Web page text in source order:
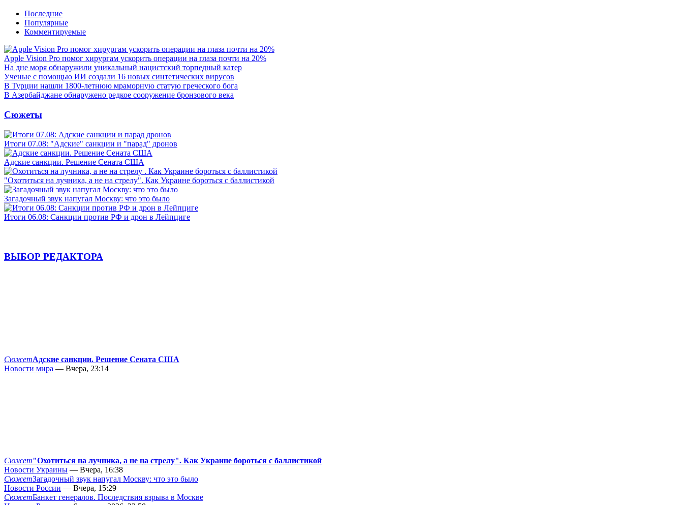
Последние
Популярные
Комментируемые
Apple Vision Pro помог хирургам ускорить операции на глаза почти на 20%
На дне моря обнаружили уникальный нацистский торпедный катер
Ученые с помощью ИИ создали 16 новых синтетических вирусов
В Турции нашли 1800-летнюю мраморную статую греческого бога
В Азербайджане обнаружено редкое сооружение бронзового века
Сюжеты
Итоги 07.08: "Адские" санкции и "парад" дронов
Адские санкции. Решение Сената США
"Охотиться на лучника, а не на стрелу". Как Украине бороться с баллистикой
Загадочный звук напугал Москву: что это было
Итоги 06.08: Санкции против РФ и дрон в Лейпциге
ВЫБОР РЕДАКТОРА
СюжетАдские санкции. Решение Сената США
Новости мира — Вчера, 23:14
Сюжет"Охотиться на лучника, а не на стрелу". Как Украине бороться с баллистикой
Новости Украины — Вчера, 16:38
СюжетЗагадочный звук напугал Москву: что это было
Новости России — Вчера, 15:29
СюжетБанкет генералов. Последствия взрыва в Москве